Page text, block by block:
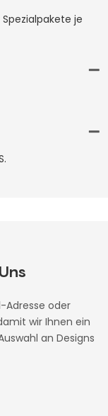
je
Adresse oder
wir Ihnen ein
an Designs